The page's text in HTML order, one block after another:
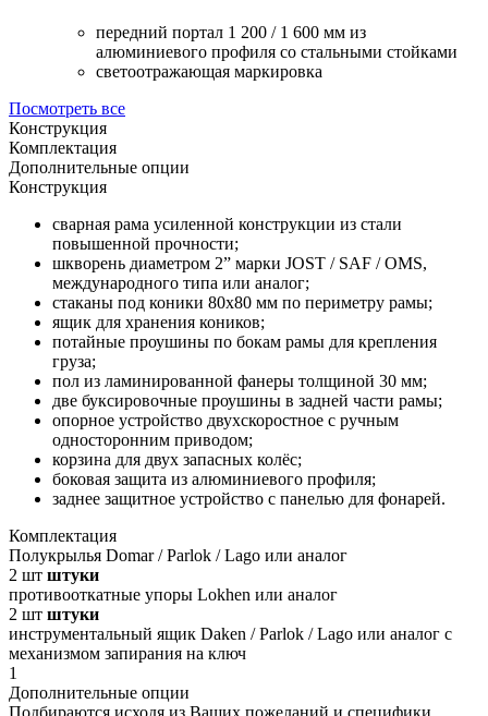
передний портал 1 200 / 1 600 мм из
алюминиевого профиля со стальными стойками
светоотражающая маркировка
Посмотреть все
Конструкция
Комплектация
Дополнительные опции
Конструкция
сварная рама усиленной конструкции из стали
повышенной прочности;
шкворень диаметром 2” марки JOST / SAF / OMS,
международного типа или аналог;
стаканы под коники 80х80 мм по периметру рамы;
ящик для хранения коников;
потайные проушины по бокам рамы для крепления
груза;
пол из ламинированной фанеры толщиной 30 мм;
две буксировочные проушины в задней части рамы;
опорное устройство двухскоростное с ручным
односторонним приводом;
корзина для двух запасных колёс;
боковая защита из алюминиевого профиля;
заднее защитное устройство с панелью для фонарей.
Комплектация
Полукрылья Domar / Parlok / Lago или аналог
2 шт штуки
противооткатные упоры Lokhen или аналог
2 шт штуки
инструментальный ящик Daken / Parlok / Lago или аналог с
механизмом запирания на ключ
1
Дополнительные опции
Подбираются исходя из Ваших пожеланий и специфики